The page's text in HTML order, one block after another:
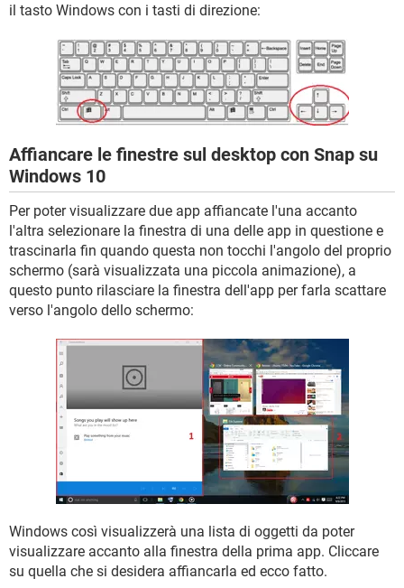
il tasto Windows con i tasti di direzione:
Affiancare le finestre sul desktop con Snap su
Windows 10
Per poter visualizzare due app affiancate l'una accanto
l'altra selezionare la finestra di una delle app in questione e
trascinarla fin quando questa non tocchi l'angolo del proprio
schermo (sarà visualizzata una piccola animazione), a
questo punto rilasciare la finestra dell'app per farla scattare
verso l'angolo dello schermo:
Windows così visualizzerà una lista di oggetti da poter
visualizzare accanto alla finestra della prima app. Cliccare
su quella che si desidera affiancarla ed ecco fatto.